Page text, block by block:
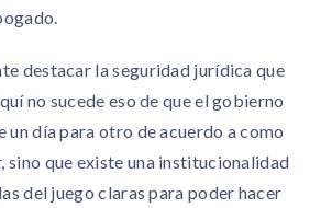
destacar la seguridad jurídica que
no sucede eso de que el gobierno
un día para otro de acuerdo a como
sino que existe una institucionalidad
del juego claras para poder hacer